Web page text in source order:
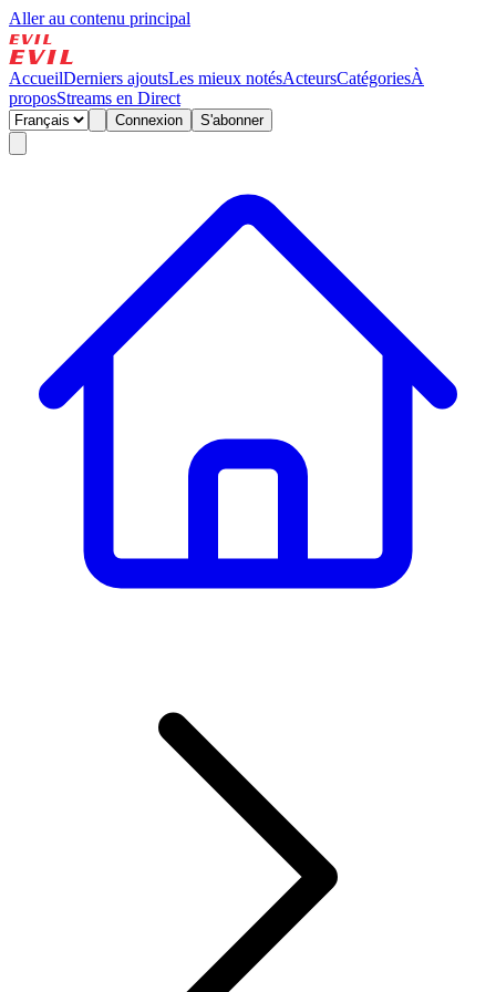
Aller au contenu principal
AccueilDerniers ajoutsLes mieux notésActeursCatégoriesÀ
proposStreams en Direct
Connexion S'abonner